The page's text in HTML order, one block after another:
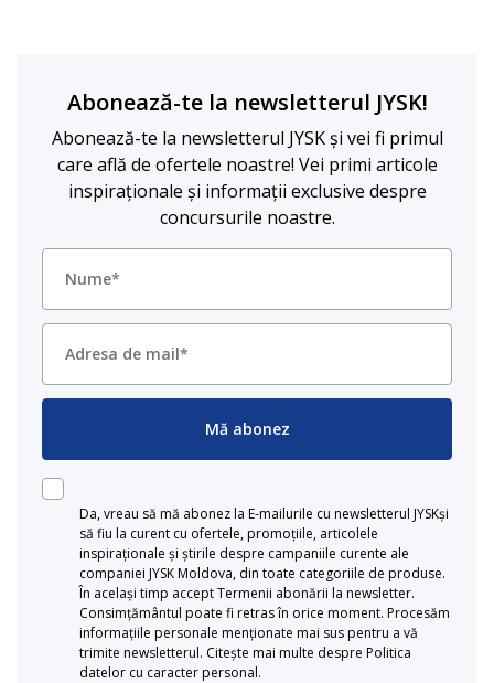
Abonează-te la newsletterul JYSK!
Abonează-te la newsletterul JYSK și vei fi primul
care află de ofertele noastre! Vei primi articole
inspiraționale și informații exclusive despre
concursurile noastre.
Mă abonez
Da, vreau să mă abonez la E-mailurile cu newsletterul JYSKși
să fiu la curent cu ofertele, promoțiile, articolele
inspiraționale și știrile despre campaniile curente ale
companiei JYSK Moldova, din toate categoriile de produse.
În același timp accept Termenii abonării la newsletter.
Consimțământul poate fi retras în orice moment. Procesăm
informațiile personale menționate mai sus pentru a vă
trimite newsletterul. Citește mai multe despre Politica
datelor cu caracter personal.